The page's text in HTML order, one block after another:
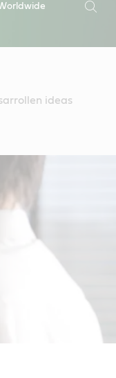
Buscar
ideas